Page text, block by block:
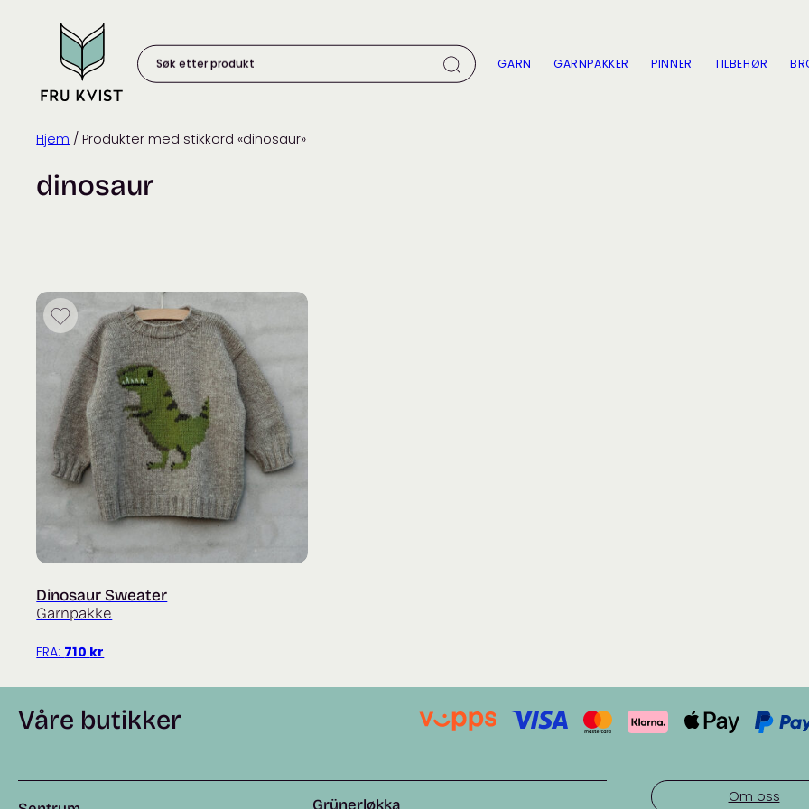
content
etter
produkt:
GARN GARNPAKKER PINNER TILBEHØR
Hjem / Produkter med stikkord «dinosaur»
dinosaur
Dinosaur Sweater
Garnpakke
FRA: 710 kr
Våre butikker
Grünerløkka Om oss